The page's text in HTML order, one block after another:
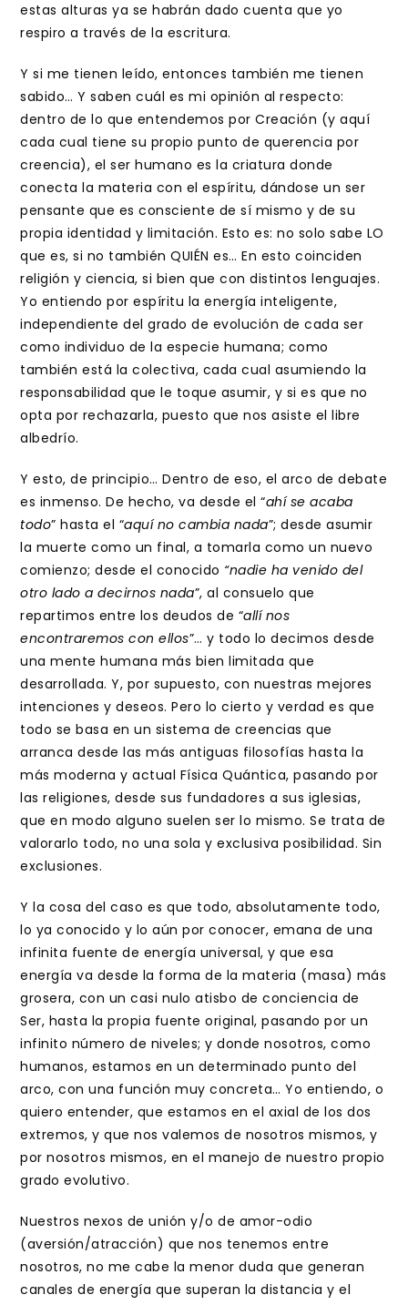
estas alturas ya se habrán dado cuenta que yo
respiro a través de la escritura.
Y si me tienen leído, entonces también me tienen
sabido… Y saben cuál es mi opinión al respecto:
dentro de lo que entendemos por Creación (y aquí
cada cual tiene su propio punto de querencia por
creencia), el ser humano es la criatura donde
conecta la materia con el espíritu, dándose un ser
pensante que es consciente de sí mismo y de su
propia identidad y limitación. Esto es: no solo sabe LO
que es, si no también QUIÉN es… En esto coinciden
religión y ciencia, si bien que con distintos lenguajes.
Yo entiendo por espíritu la energía inteligente,
independiente del grado de evolución de cada ser
como individuo de la especie humana; como
también está la colectiva, cada cual asumiendo la
responsabilidad que le toque asumir, y si es que no
opta por rechazarla, puesto que nos asiste el libre
albedrío.
Y esto, de principio… Dentro de eso, el arco de debate
es inmenso. De hecho, va desde el “ahí se acaba
todo” hasta el “aquí no cambia nada”; desde asumir
la muerte como un final, a tomarla como un nuevo
comienzo; desde el conocido“nadie ha venido del
otro lado a decirnos nada”, al consuelo que
repartimos entre los deudos de “allí nos
encontraremos con ellos”… y todo lo decimos desde
una mente humana más bien limitada que
desarrollada. Y, por supuesto, con nuestras mejores
intenciones y deseos. Pero lo cierto y verdad es que
todo se basa en un sistema de creencias que
arranca desde las más antiguas filosofías hasta la
más moderna y actual Física Quántica, pasando por
las religiones, desde sus fundadores a sus iglesias,
que en modo alguno suelen ser lo mismo. Se trata de
valorarlo todo, no una sola y exclusiva posibilidad. Sin
exclusiones.
Y la cosa del caso es que todo, absolutamente todo,
lo ya conocido y lo aún por conocer, emana de una
infinita fuente de energía universal, y que esa
energía va desde la forma de la materia (masa) más
grosera, con un casi nulo atisbo de conciencia de
Ser, hasta la propia fuente original, pasando por un
infinito número de niveles; y donde nosotros, como
humanos, estamos en un determinado punto del
arco, con una función muy concreta… Yo entiendo, o
quiero entender, que estamos en el axial de los dos
extremos, y que nos valemos de nosotros mismos, y
por nosotros mismos, en el manejo de nuestro propio
grado evolutivo.
Nuestros nexos de unión y/o de amor-odio
(aversión/atracción) que nos tenemos entre
nosotros, no me cabe la menor duda que generan
canales de energía que superan la distancia y el